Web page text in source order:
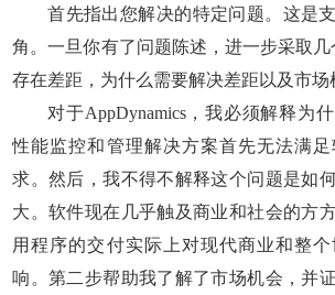
首先指出您解决的特定问题。这是
角。一旦你有了问题陈述，进一步采取
存在差距，为什么需要解决差距以及市场
对于AppDynamics，我必须解释为
性能监控和管理解决方案首先无法满
求。然后，我不得不解释这个问题是如
大。软件现在几乎触及商业和社会的方
用程序的交付实际上对现代商业和整
响。第二步帮助我了解了市场机会，并